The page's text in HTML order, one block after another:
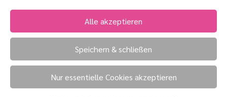
Alle akzeptieren
Speichern & schließen
Nur essentielle Cookies akzeptieren
Photorezeptoren Phototrope Gläser
Phototherapeutische
Keratektomie
Phototherapeutische Keratektomie (PTK)